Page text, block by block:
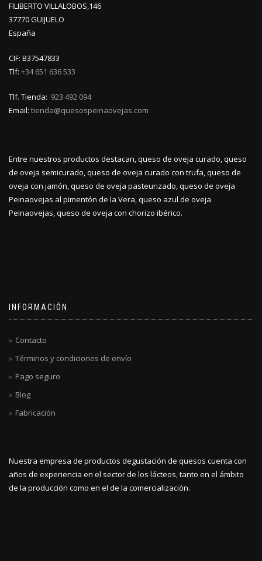
FILIBERTO VILLALOBOS,146
37770 GUIJUELO
España
CIF: B37547833
Tlf: +34 651 636 533
Tlf. Tienda: 923 492 094
Email: tienda@quesospeinaovejas.com
Entre nuestros productos destacan, queso de oveja curado, queso
de oveja semicurado, queso de oveja curado con trufa, queso de
oveja con jamón, queso de oveja pasteurizado, queso de oveja
Peinaovejas al pimentón de la Vera, queso azul de oveja
Peinaovejas, queso de oveja con chorizo ibérico.
INFORMACIÓN
Contacto
Términos y condiciones de envío
Pago seguro
Blog
Fabricación
Nuestra empresa de productos degustación de quesos cuenta con
años de experiencia en el sector de los lácteos, tanto en el ámbito
de la producción como en el de la comercialización.